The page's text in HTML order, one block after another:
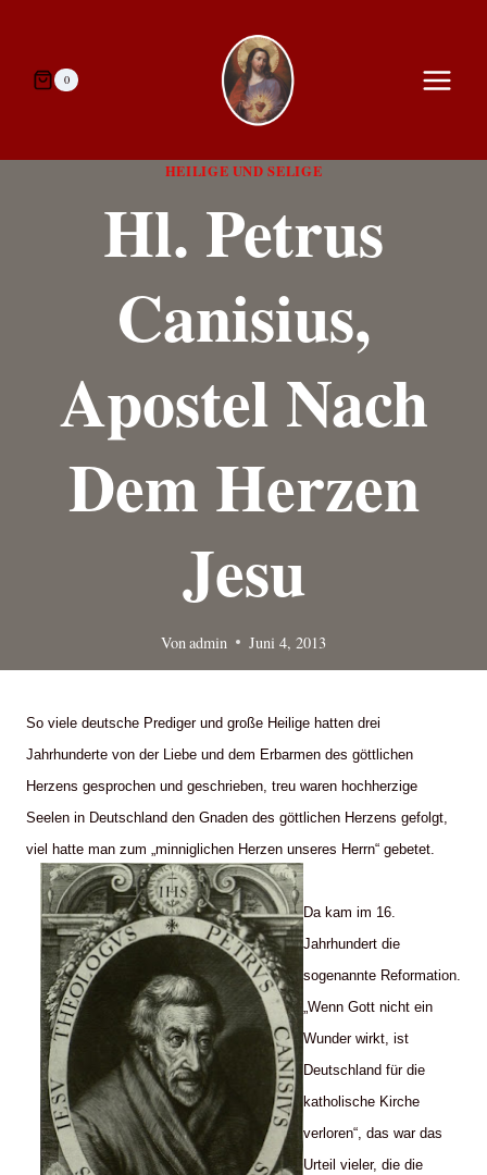
springen0
HEILIGE UND SELIGE
Hl. Petrus
Canisius,
Apostel Nach
Dem Herzen
Jesu
Von admin Juni 4, 2013
So viele deutsche Prediger und große Heilige hatten drei
Jahrhunderte von der Liebe und dem Erbarmen des göttlichen
Herzens gesprochen und geschrieben, treu waren hochherzige
Seelen in Deutschland den Gnaden des göttlichen Herzens gefolgt,
viel hatte man zum „minniglichen Herzen unseres Herrn“ gebetet.
Da kam im 16.
Jahrhundert die
sogenannte Reformation.
„Wenn Gott nicht ein
Wunder wirkt, ist
Deutschland für die
katholische Kirche
verloren“, das war das
Urteil vieler, die die